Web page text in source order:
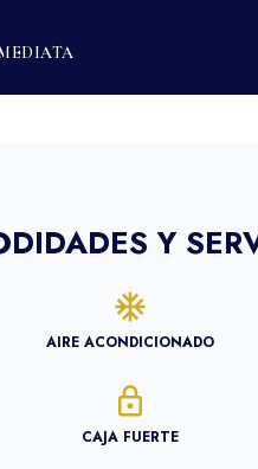
Y
AIRE ACONDICIONADO
CAJA FUERTE